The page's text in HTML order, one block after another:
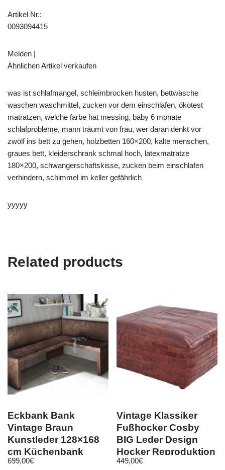
Artikel Nr.:
0093094415
Melden |
Ähnlichen Artikel verkaufen
was ist schlafmangel, schleimbrocken husten, bettwäsche
waschen waschmittel, zucken vor dem einschlafen, ökotest
matratzen, welche farbe hat messing, baby 6 monate
schlafprobleme, mann träumt von frau, wer daran denkt vor
zwölf ins bett zu gehen, holzbetten 160×200, kalte menschen,
graues bett, kleiderschrank schmal hoch, latexmatratze
180×200, schwangerschaftskisse, zucken beim einschlafen
verhindern, schimmel im keller gefährlich
yyyyy
Related products
Eckbank Bank
Vintage Braun
Kunstleder 128×168
cm Küchenbank
Sitzbank Sitzecke
699,00€
Vintage Klassiker
Fußhocker Cosby
BIG Leder Design
Hocker Reproduktion
ST-29
449,00€